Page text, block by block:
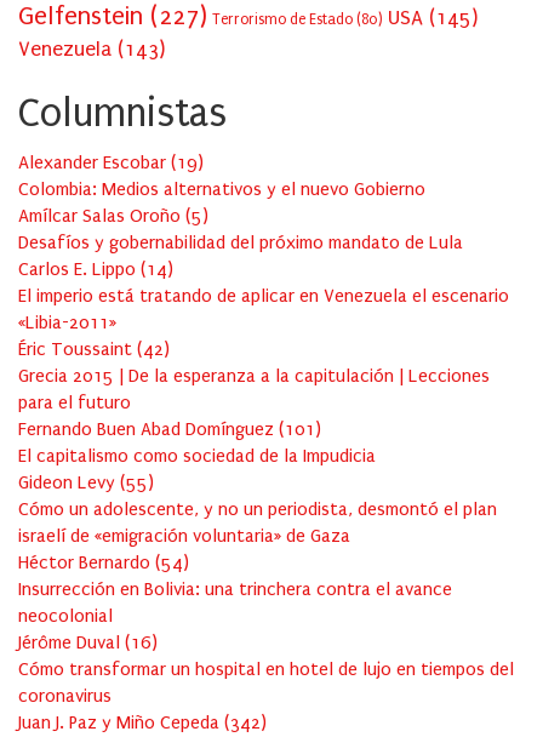
Gelfenstein (227) Terrorismo de Estado (80) USA (145)
Venezuela (143)
Columnistas
Alexander Escobar (19)
Colombia: Medios alternativos y el nuevo Gobierno
Amílcar Salas Oroño (5)
Desafíos y gobernabilidad del próximo mandato de Lula
Carlos E. Lippo (14)
El imperio está tratando de aplicar en Venezuela el escenario
«Libia-2011»
Éric Toussaint (42)
Grecia 2015 | De la esperanza a la capitulación | Lecciones
para el futuro
Fernando Buen Abad Domínguez (101 )
El capitalismo como sociedad de la Impudicia
Gideon Levy (55)
Cómo un adolescente, y no un periodista, desmontó el plan
israelí de «emigración voluntaria» de Gaza
Héctor Bernardo (54)
Insurrección en Bolivia: una trinchera contra el avance
neocolonial
Jérôme Duval (16)
Cómo transformar un hospital en hotel de lujo en tiempos del
coronavirus
Juan J. Paz y Miño Cepeda (342)